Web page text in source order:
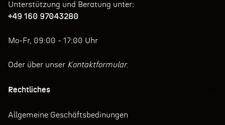
Unterstützung und Beratung unter:
+49 160 97043280
Mo-Fr, 09:00 - 17:00 Uhr
Oder über unser Kontaktformular.
Rechtliches
Allgemeine Geschäftsbedinungen